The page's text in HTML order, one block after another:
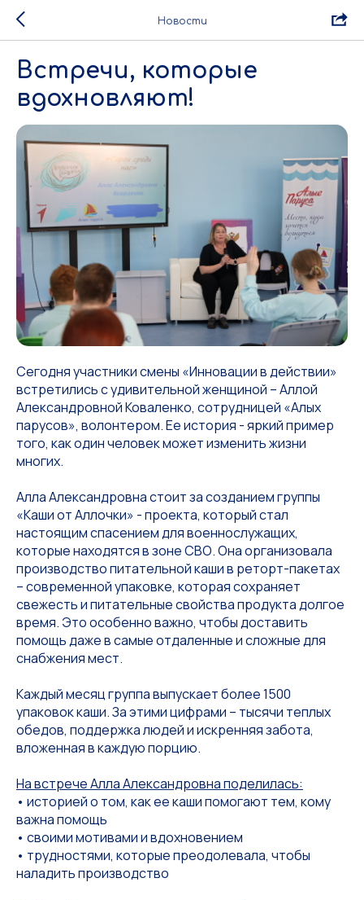
Новости
Встречи, которые
вдохновляют!
Сегодня участники смены «Инновации в действии»
встретились с удивительной женщиной – Аллой
Александровной Коваленко, сотрудницей «Алых
парусов», волонтером. Ее история - яркий пример
того, как один человек может изменить жизни
многих.
Алла Александровна стоит за созданием группы
«Каши от Аллочки» - проекта, который стал
настоящим спасением для военнослужащих,
которые находятся в зоне СВО. Она организовала
производство питательной каши в реторт-пакетах
– современной упаковке, которая сохраняет
свежесть и питательные свойства продукта долгое
время. Это особенно важно, чтобы доставить
помощь даже в самые отдаленные и сложные для
снабжения мест.
Каждый месяц группа выпускает более 1500
упаковок каши. За этими цифрами – тысячи теплых
обедов, поддержка людей и искренняя забота,
вложенная в каждую порцию.
На встрече Алла Александровна поделилась:
• историей о том, как ее каши помогают тем, кому
важна помощь
• своими мотивами и вдохновением
• трудностями, которые преодолевала, чтобы
наладить производство